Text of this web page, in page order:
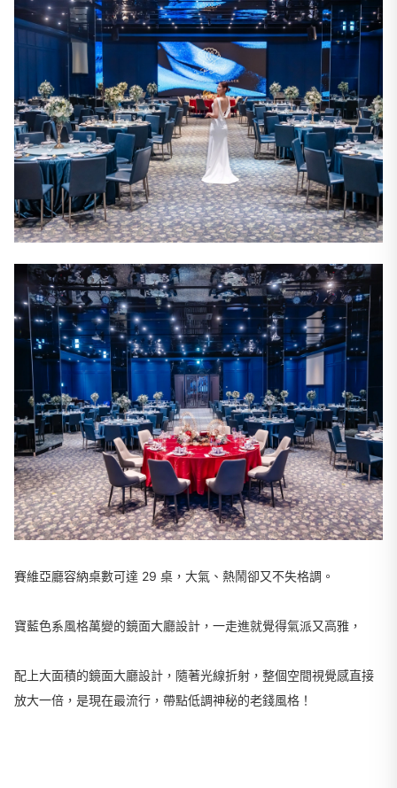
賽維亞廳容納桌數可達 29 桌，大氣、熱鬧卻又不失格調。
寶藍色系風格萬變的鏡面大廳設計，一走進就覺得氣派又高雅，
配上大面積的鏡面大廳設計，隨著光線折射，整個空間視覺感直接
放大一倍，是現在最流行，帶點低調神秘的老錢風格！